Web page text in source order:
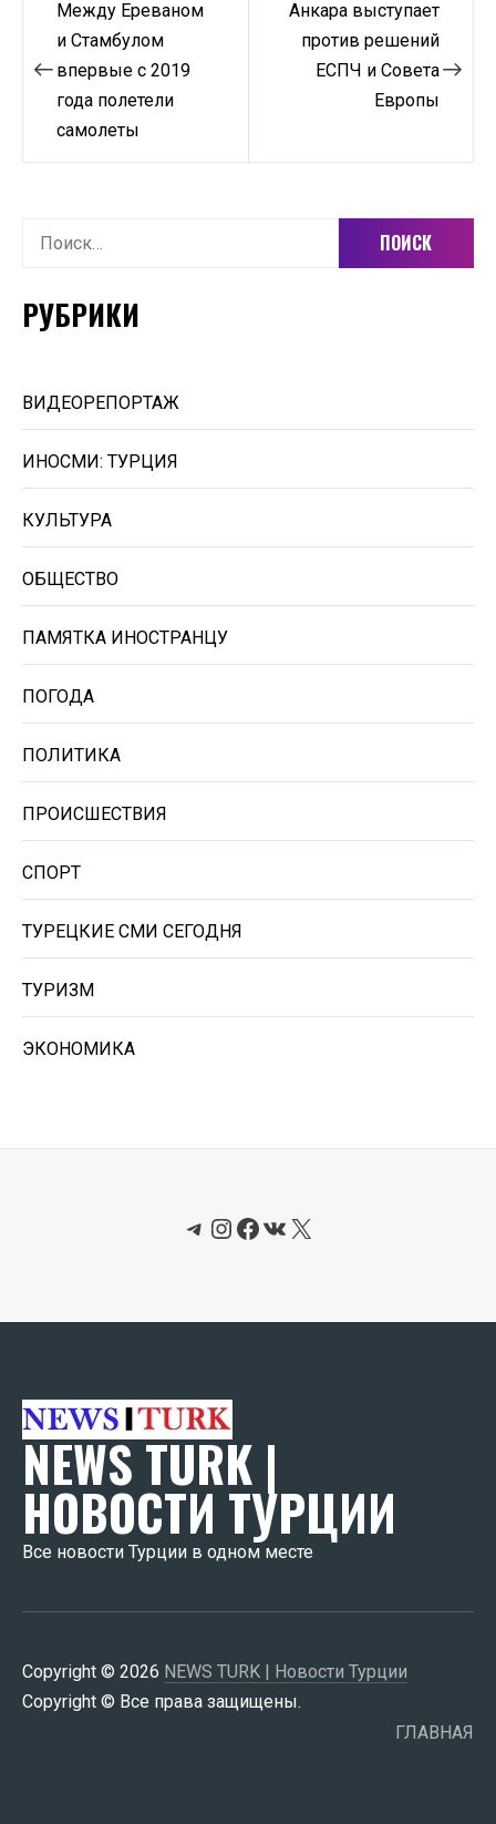
записям
Между Ереваном
и Стамбулом
впервые с 2019
года полетели
самолеты
Анкара выступает
против решений
ЕСПЧ и Совета
Европы
Найти:
РУБРИКИ
ВИДЕОРЕПОРТАЖ
ИНОСМИ: ТУРЦИЯ
КУЛЬТУРА
ОБЩЕСТВО
ПАМЯТКА ИНОСТРАНЦУ
ПОГОДА
ПОЛИТИКА
ПРОИСШЕСТВИЯ
СПОРТ
ТУРЕЦКИЕ СМИ СЕГОДНЯ
ТУРИЗМ
ЭКОНОМИКА
Telegram
Instagram
Facebook
ВКонтакте
X
NEWS TURK |
НОВОСТИ ТУРЦИИ
Все новости Турции в одном месте
Copyright © 2026 NEWS TURK | Новости Турции
Copyright © Все права защищены.
ГЛАВНАЯ